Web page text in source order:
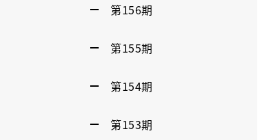
第156期
第155期
第154期
第153期